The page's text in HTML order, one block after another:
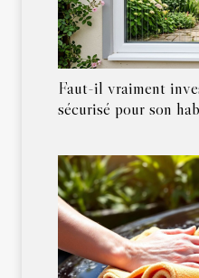
Faut-il vraiment
sécurisé pour son